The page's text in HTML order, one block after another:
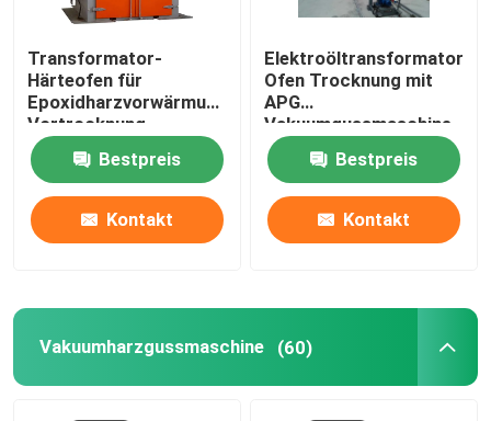
Vakuumharzgussmaschine
Injektionsvorrichtung zur Vakuummischung
Vakuumbrennöfen
Transformator-Wundkern
Transformator-
Härteofen für
Epoxidharzvorwärmung
Vortrocknung
Bestpreis
Kontakt
Elektroöltransformator-
Ofen Trocknung mit
APG
Vakuumgussmaschine
Bestpreis
Kontakt
Vakuumharzgussmaschine (60)